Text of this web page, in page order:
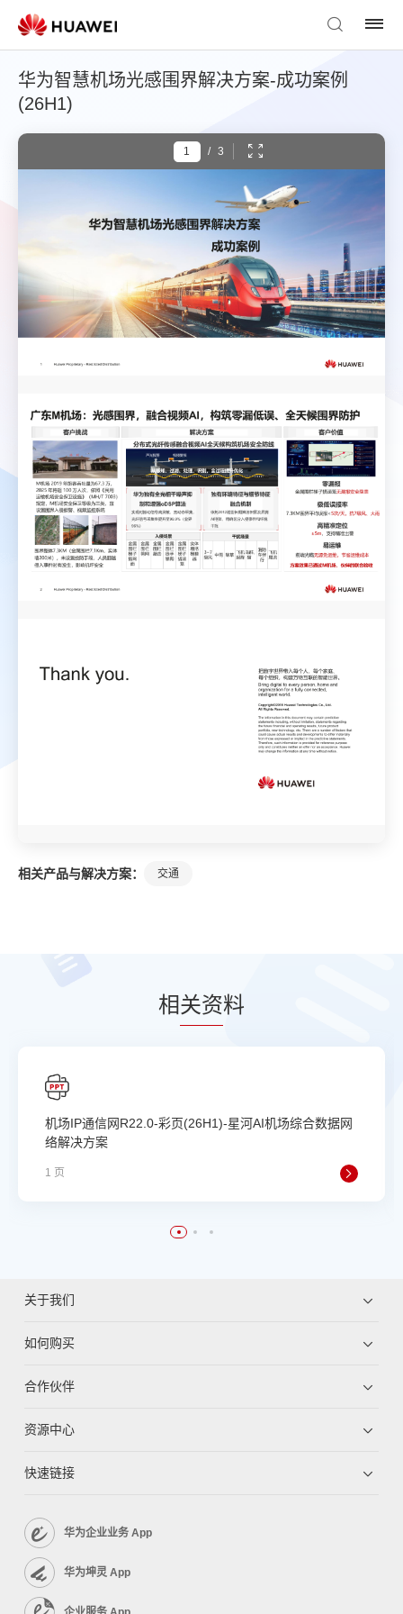
华为智慧机场光感围界解决方案-成功案例
(26H1)
相关产品与解决方案： 交通
/ 3
相关资料
机场IP通信网R22.0-彩页(26H1)-星河AI机场综合数据网
络解决方案
1 页
关于我们
如何购买
合作伙伴
资源中心
快速链接
华为企业业务 App
华为坤灵 App